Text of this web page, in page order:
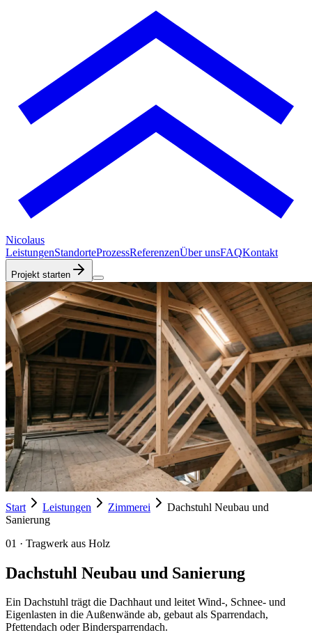
Nicolaus
LeistungenStandorteProzessReferenzenÜber unsFAQKontakt
Projekt starten
Start Leistungen Zimmerei
Dachstuhl Neubau und
Sanierung
01 · Tragwerk aus Holz
Dachstuhl Neubau und Sanierung
Ein Dachstuhl trägt die Dachhaut und leitet Wind-, Schnee- und
Eigenlasten in die Außenwände ab, gebaut als Sparrendach,
Pfettendach oder Bindersparrendach.